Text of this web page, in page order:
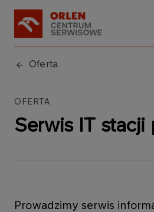
Oferta
OFERTA
Serwis IT stacji
Prowadzimy serwis